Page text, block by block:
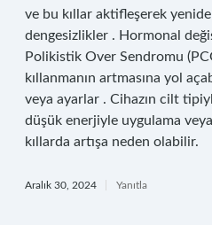
ve bu kıllar aktifleşerek
dengesizlikler . Hormonal
Polikistik Over Sendromu
kıllanmanın artmasına yol
veya ayarlar . Cihazın cilt
düşük enerjiyle uygulama veya
kıllarda artışa neden olabilir.
Aralık 30, 2024 Yanıtla